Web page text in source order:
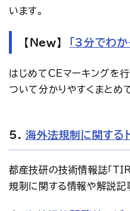
います。
【New】 「3分でわ
はじめてCEマーキングを
ついて分かりやすくまとめ
5. 海外法規制に関する
都産技研の技術情報誌「
規制に関する情報や解説記